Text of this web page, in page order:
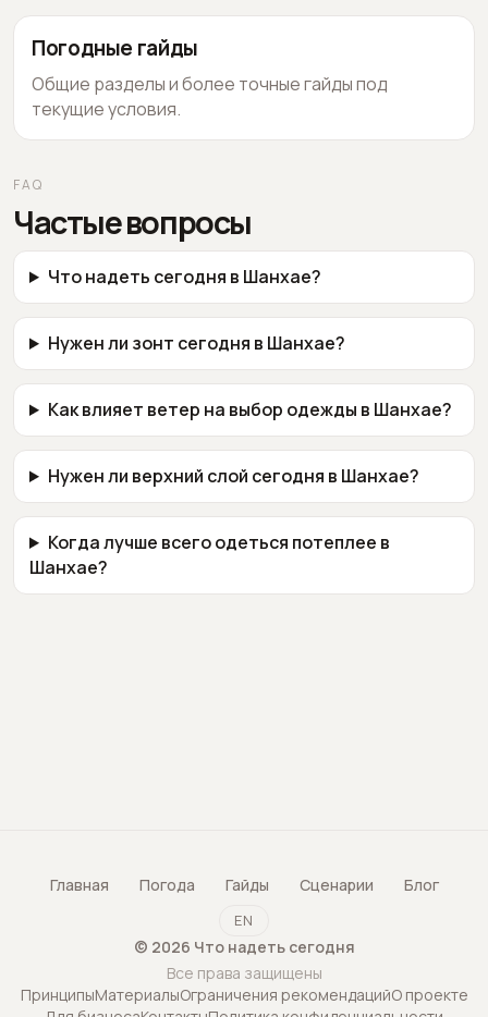
Погодные гайды
Общие разделы и более точные гайды под
текущие условия.
FAQ
Частые вопросы
Что надеть сегодня в Шанхае?
Нужен ли зонт сегодня в Шанхае?
Как влияет ветер на выбор одежды в Шанхае?
Нужен ли верхний слой сегодня в Шанхае?
Когда лучше всего одеться потеплее в
Шанхае?
Главная Погода Гайды Сценарии Блог
EN
© 2026 Что надеть сегодня
Все права защищены
ПринципыМатериалыОграничения рекомендацийО проекте